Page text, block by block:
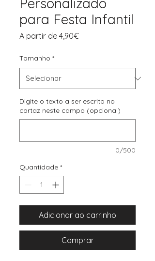
para Festa Infantil
A partir de 4,90€Preço
Tamanho *
Digite o texto a ser escrito no
cartaz neste campo (opcional)
0/500
Quantidade *
Adicionar ao carrinho
Comprar